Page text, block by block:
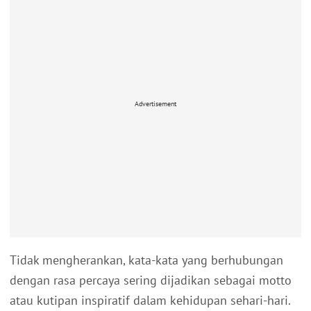
Advertisement
Tidak mengherankan, kata-kata yang berhubungan
dengan rasa percaya sering dijadikan sebagai motto
atau kutipan inspiratif dalam kehidupan sehari-hari.